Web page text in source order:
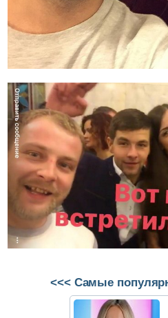
<<< Самые